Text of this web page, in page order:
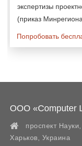
экспертизы
(приказ
Попробовать
ООО «Computer
проспект
Харьков
Украина